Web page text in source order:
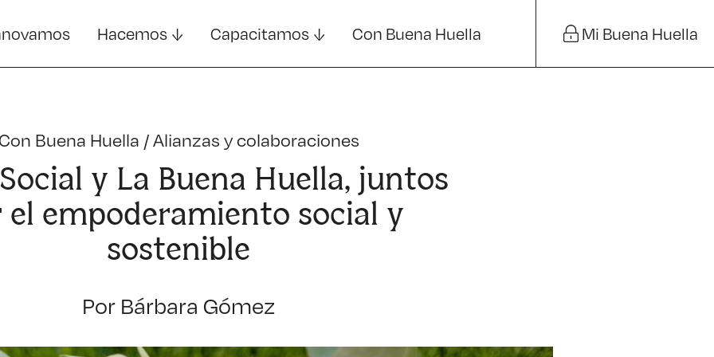
Hacemos Capacitamos Con Buena Huella Mi Buena Huella
Buena Huella /Alianzas y colaboraciones
y La Buena Huella, juntos
el empoderamiento social y
sostenible
Por Bárbara Gómez